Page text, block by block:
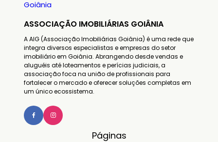
ASSOCIAÇÃO IMOBILIÁRIAS GOIÂNIA
A AIG (Associação Imobiliárias Goiânia) é uma rede que
integra diversos especialistas e empresas do setor
imobiliário em Goiânia. Abrangendo desde vendas e
aluguéis até loteamentos e perícias judiciais, a
associação foca na união de profissionais para
fortalecer o mercado e oferecer soluções completas em
um único ecossistema.
Páginas